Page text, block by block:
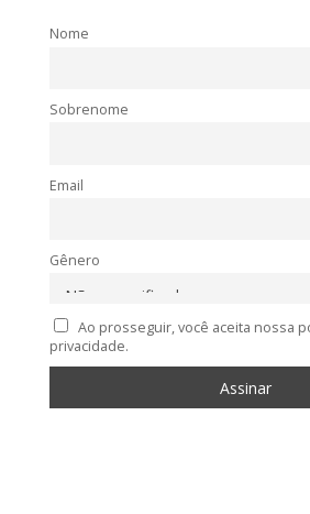
Nome
Sobrenome
Email
Gênero
Ao prosseguir, você aceita nossa
privacidade.